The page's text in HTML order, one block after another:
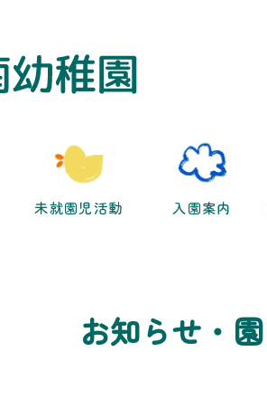
未就園児活動 入園案内
お知らせ・